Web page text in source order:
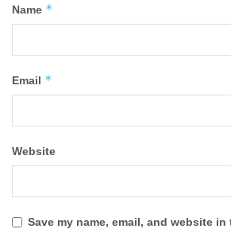
Name *
Email *
Website
Save my name, email, and website